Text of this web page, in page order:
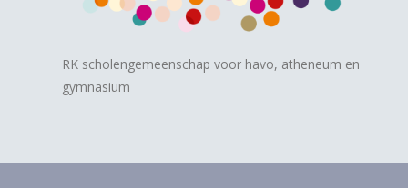
RK scholengemeenschap voor havo, atheneum en
gymnasium